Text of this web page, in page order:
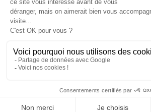
Trouver une agence
Actualités
FacebookInstagram
YouTube
Raison sociale : ECF SUD OUEST -